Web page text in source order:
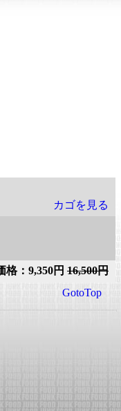
カゴを見る
：9,350円 16,500円
GotoTop